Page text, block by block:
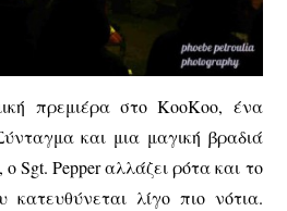
πρεμιέρα στο KooKoo, ένα
και μια μαγική βραδιά
Sgt. Pepper αλλάζει ρότα και το
κατευθύνεται λίγο πιο νότια.